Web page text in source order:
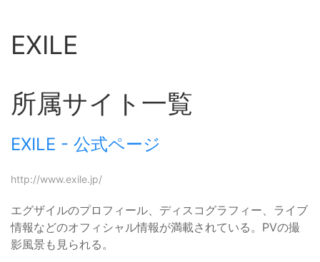
EXILE
所属サイト一覧
EXILE - 公式ページ
http://www.exile.jp/
エグザイルのプロフィール、ディスコグラフィー、ライブ
情報などのオフィシャル情報が満載されている。PVの撮
影風景も見られる。